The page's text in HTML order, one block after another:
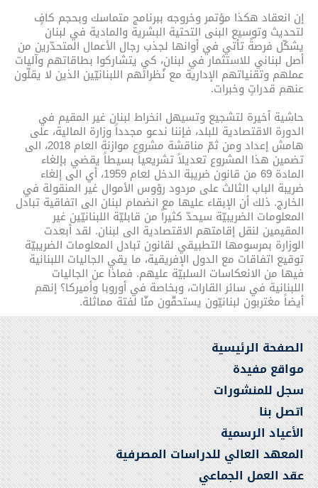
إن انعقاد هكذا مؤتمر وخروجه ببرنامج متماسك وبحجم كافٍ
لتحديث وتوسيع البنى التحتية البشرية والمادية في لبنان
يشكّل فرصةً تأتي في أوانها لجذب رجال الأعمال المتحدّرين من
أصل لبناني للاستثمار في لبنان، كي يتشاركوا بطاقاتهم وآليات
عملهم وتقنياتهم الإدارية مع نُظرائهم اللبنانيّين الذين لا يقلّون
عنهم قدراتٍ وخبرات.
حاشية أخيرة لتشجيع وتسيهل انخراط لبنان غير المقيم في
الدورة الاقتصادية للبلد، فإننا ندعو مجدداً وزارة المالية، على
هامش إعداد ومن ثمّ مناقشة مشروع موازنة العام 2018، الى
تضمين هذا المشروع تعديلاً تشريعياً بسيطاً يقضي بإلغاء
المادة 69 من قانون ضريبة الدخل لعام 1959، أي الى إلغاء
ضريبة الباب الثالث على مردود رؤوس الأموال غير المنقولة في
الخارج. ذلك أن الإبقاء عليها مع انضمام لبنان الى اتفاقية تبادل
المعلومات الضريبيّة سيحدّ كثيراً من قابليّة اللبنانيّين غير
المقيمين لنقل إقامتهم الاقتصادية الى لبنان. لقد أبعدت
الوزارة بمرسومها التطبيقي لقانون تبادل المعلومات الضريبيّة
توقيع اتفاقات مع الدول الإفريقية، ما يقي الجاليات اللبنانية
فيها من الانعكاسات السلبيّة عليهم. فماذا عن الجاليات
اللبنانية في سائر القارات، وبخاصة في أوروبا وأميركا؟ إنهم
أيضاً مغتربون لبنانيّون يستحقّون منّا لفتة مماثلة.
الصفحة الرئيسية
مواقع مفيدة
سجل للمنشورات
اتصل بنا
الأعياد الرسمية
المعهد العالي للدراسات المصرفية
عقد العمل الجماعي